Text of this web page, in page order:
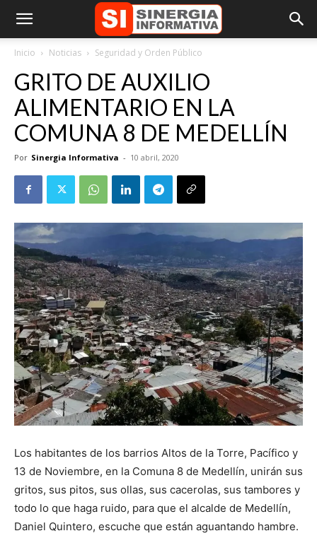
Inicio Noticias Seguridad y Orden Público
GRITO DE AUXILIO
ALIMENTARIO EN LA
COMUNA 8 DE MEDELLÍN
Por Sinergia Informativa - 10 abril, 2020
Los habitantes de los barrios Altos de la Torre, Pacífico y
13 de Noviembre, en la Comuna 8 de Medellín, unirán sus
gritos, sus pitos, sus ollas, sus cacerolas, sus tambores y
todo lo que haga ruido, para que el alcalde de Medellín,
Daniel Quintero, escuche que están aguantando hambre.